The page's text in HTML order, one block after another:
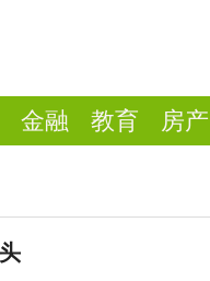
金融 教育 房产